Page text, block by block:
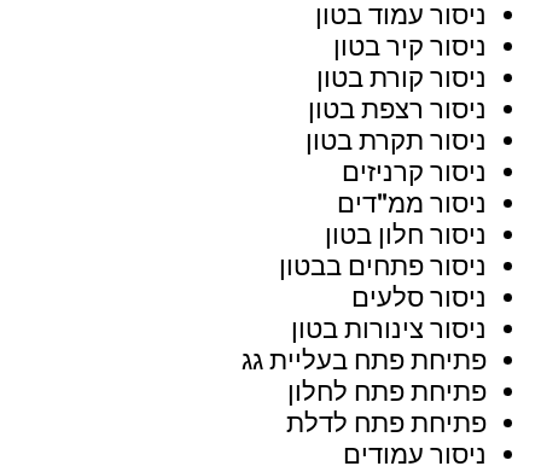
ניסור עמוד בטון
ניסור קיר בטון
ניסור קורת בטון
ניסור רצפת בטון
ניסור תקרת בטון
ניסור קרניזים
ניסור ממ"דים
ניסור חלון בטון
ניסור פתחים בבטון
ניסור סלעים
ניסור צינורות בטון
פתיחת פתח בעליית גג
פתיחת פתח לחלון
פתיחת פתח לדלת
ניסור עמודים